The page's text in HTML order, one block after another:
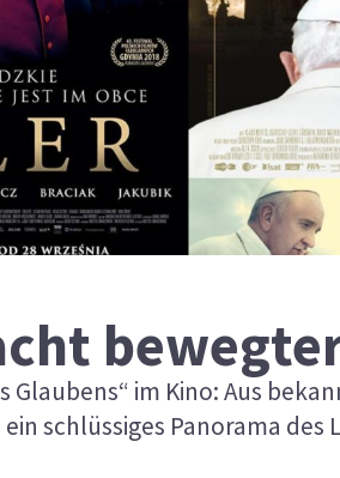
Glaubens“ im Kino: Aus
schlüssiges Panorama des